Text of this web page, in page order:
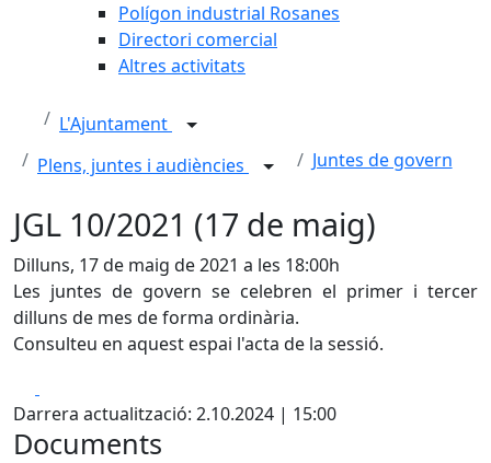
Polígon industrial Rosanes
Directori comercial
Altres activitats
L'Ajuntament
Plens, juntes i audiències
Juntes de govern
JGL 10/2021 (17 de maig)
Dilluns, 17 de maig de 2021 a les 18:00h
Les juntes de govern se celebren el primer i tercer
dilluns de mes de forma ordinària.
Consulteu en aquest espai l'acta de la sessió.
Darrera actualització: 2.10.2024 | 15:00
Documents